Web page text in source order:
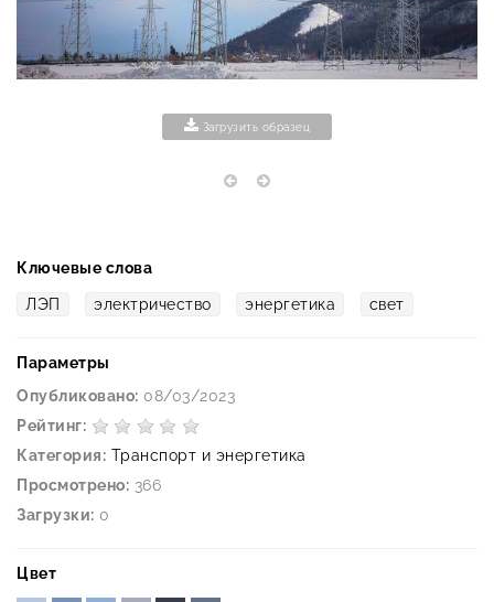
Загрузить образец
Ключевые слова
ЛЭП электричество энергетика свет
Параметры
Опубликовано: 08/03/2023
Рейтинг:
Категория: Транспорт и энергетика
Просмотрено: 366
Загрузки: 0
Цвет